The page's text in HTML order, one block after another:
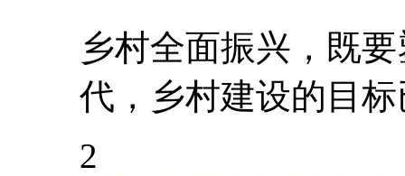
乡村全面振兴，既
代，乡村建设的目
2